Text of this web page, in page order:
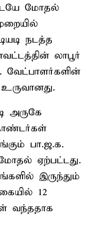
மோதல்
நடத்த
லாபூர்
வேட்பாளர்களின்
அருகே
பா.ஜ.க.
ஏற்பட்டது.
இருந்தும்
12
வந்ததாக